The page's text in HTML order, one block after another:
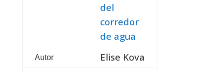
del
corredor
de agua
Autor Elise Kova